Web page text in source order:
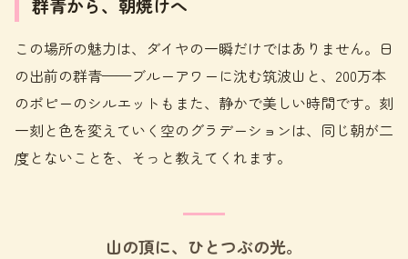
この場所の魅力は、ダイヤの一瞬だけではありません。日
の出前の群青——ブルーアワーに沈む筑波山と、200万本
のポピーのシルエットもまた、静かで美しい時間です。刻
一刻と色を変えていく空のグラデーションは、同じ朝が二
度とないことを、そっと教えてくれます。
山の頂に、ひとつぶの光。